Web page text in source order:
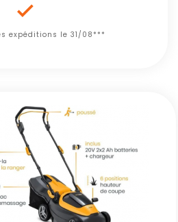

expéditions le 31/08***